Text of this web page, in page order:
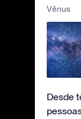
Vênus
Desde